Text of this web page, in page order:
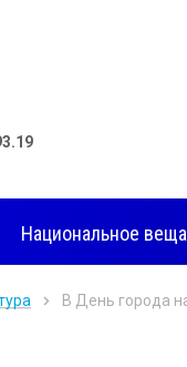
Национальное
В День города